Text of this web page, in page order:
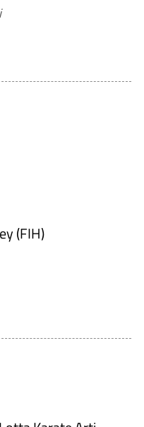
(FIH)